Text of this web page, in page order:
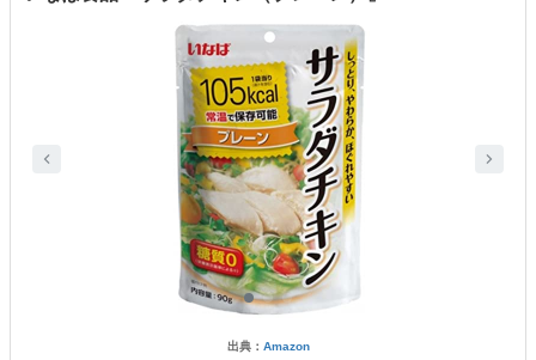
出典： Amazon